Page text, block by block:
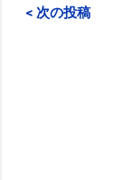
< 次の投稿